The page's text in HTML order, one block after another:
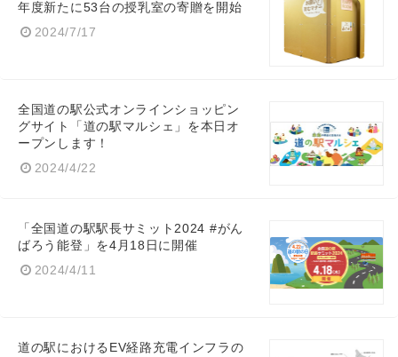
年度新たに53台の授乳室の寄贈を開始
2024/7/17
全国道の駅公式オンラインショッピン
グサイト「道の駅マルシェ」を本日オ
ープンします！
2024/4/22
「全国道の駅駅長サミット2024 #がん
ばろう能登」を4月18日に開催
2024/4/11
道の駅におけるEV経路充電インフラの